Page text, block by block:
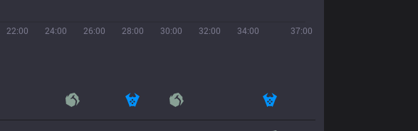
22:00 24:00 26:00 28:00 30:00 32:00 34:00 37:00